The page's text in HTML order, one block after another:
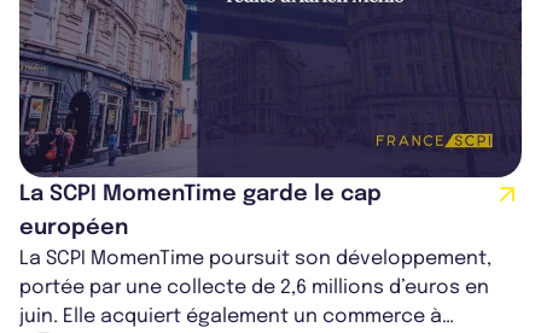
La SCPI MomenTime garde le cap
européen
La SCPI MomenTime poursuit son développement,
portée par une collecte de 2,6 millions d’euros en
juin. Elle acquiert également un commerce à